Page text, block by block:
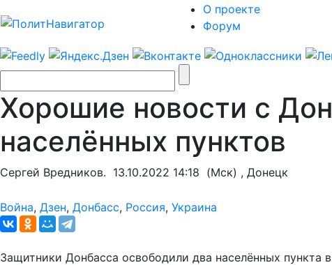
О проекте
Форум
Хорошие новости с
населённых пунктов
Сергей Вредников. 13.10.2022 14:18 (Мск) , Донецк
Война, Дзен, Донбасс, Россия, Украина
Защитники Донбасса освободили два населённых